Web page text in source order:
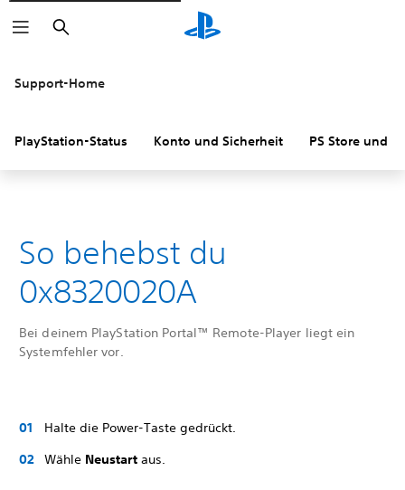
Suchen
Support-Home
PlayStation-Status Konto und Sicherheit PS Store und
So behebst du
0x8320020A
Bei deinem PlayStation Portal™ Remote-Player liegt ein
Systemfehler vor.
Halte die Power-Taste gedrückt.
Wähle Neustart aus.